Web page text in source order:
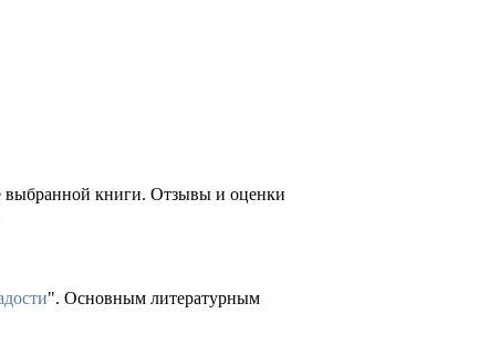
выбранной книги. Отзывы и оценки
". Основным литературным